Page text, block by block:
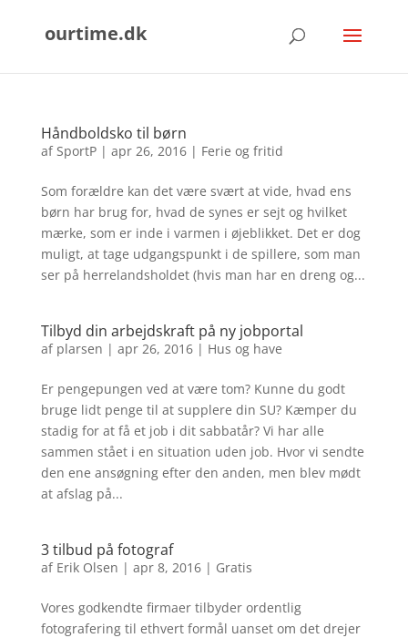
ourtime.dk
Håndboldsko til børn
afSportP| apr 26, 2016| Ferie og fritid
Som forældre kan det være svært at vide, hvad ens
børn har brug for, hvad de synes er sejt og hvilket
mærke, som er inde i varmen i øjeblikket. Det er dog
muligt, at tage udgangspunkt i de spillere, som man
ser på herrelandsholdet (hvis man har en dreng og...
Tilbyd din arbejdskraft på ny jobportal
af plarsen | apr 26, 2016| Hus og have
Er pengepungen ved at være tom? Kunne du godt
bruge lidt penge til at supplere din SU? Kæmper du
stadig for at få et job i dit sabbatår? Vi har alle
sammen stået i en situation uden job. Hvor vi sendte
den ene ansøgning efter den anden, men blev mødt
at afslag på...
3 tilbud på fotograf
af Erik Olsen | apr 8, 2016| Gratis
Vores godkendte firmaer tilbyder ordentlig
fotografering til ethvert formål uanset om det drejer